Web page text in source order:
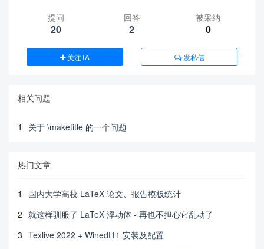
提问
20
回答
2
被采纳
0
关注TA 发私信
相关问题
1 关于 \maketitle 的一个问题
热门文章
1
国内大学高校 LaTeX 论文、报告模板统计
2 就这样驯服了 LaTeX 浮动体 - 再也不担心它乱动了
3 Texlive 2022 + Winedt11 安装及配置